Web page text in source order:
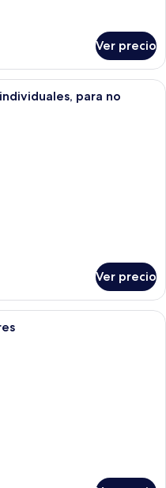
Ver precio
de hotel con dos camas,
para no
Ver precio
de hotel con cama,